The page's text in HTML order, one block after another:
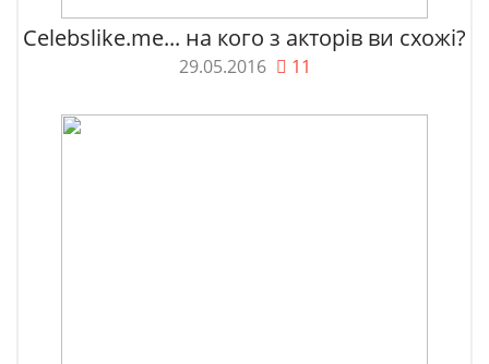
Celebslike.me... на кого з акторів ви схожі?
29.05.2016 11